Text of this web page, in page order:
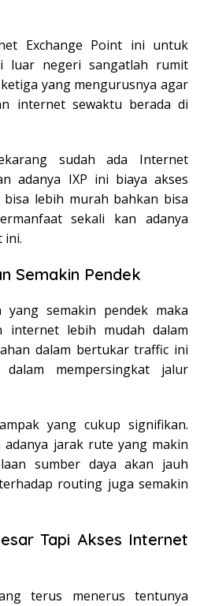
Exchange Point ini untuk
luar negeri sangatlah rumit
yang mengurusnya agar
internet sewaktu berada di
sudah ada Internet
adanya IXP ini biaya akses
lebih murah bahkan bisa
sekali kan adanya
ini.
Semakin Pendek
semakin pendek maka
internet lebih mudah dalam
dalam bertukar traffic ini
dalam mempersingkat jalur
yang cukup signifikan.
jarak rute yang makin
sumber daya akan jauh
routing juga semakin
Tapi Akses Internet
terus menerus tentunya